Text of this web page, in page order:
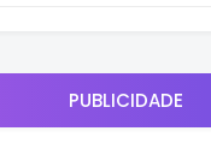
PUBLICIDADE